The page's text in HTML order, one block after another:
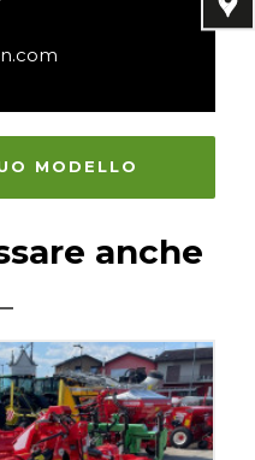
MODELLO
anche